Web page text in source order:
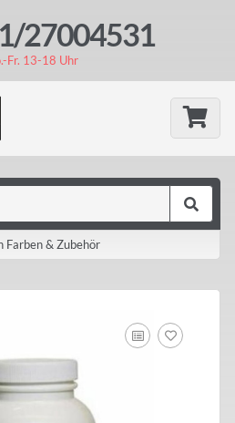
27004531
Fr. 13-18 Uhr
Farben & Zubehör